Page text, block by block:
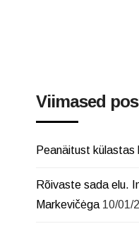
Viimased
Peanäitust külastas
Rõivaste sada elu.
Markevičėga 10/01/